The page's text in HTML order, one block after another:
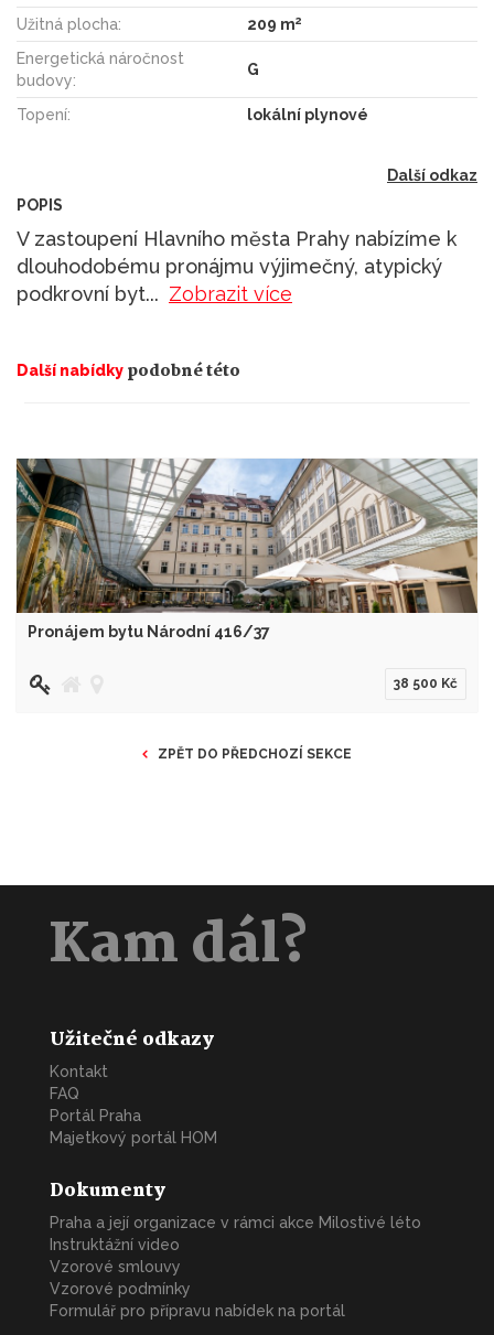
Užitná plocha:
209 m2
Energetická náročnost
budovy:
G
Topení: lokální plynové
Další odkaz
POPIS
V zastoupení Hlavního města Prahy nabízíme k
dlouhodobému pronájmu výjimečný, atypický
podkrovní byt... Zobrazit více
Další nabídky podobné této
Pronájem bytu Národní 416/37
38 500 Kč
ZPĚT DO PŘEDCHOZÍ SEKCE
Kam dál?
Užitečné odkazy
Kontakt
FAQ
Portál Praha
Majetkový portál HOM
Dokumenty
Praha a její organizace v rámci akce Milostivé léto
Instruktážní video
Vzorové smlouvy
Vzorové podmínky
Formulář pro přípravu nabídek na portál